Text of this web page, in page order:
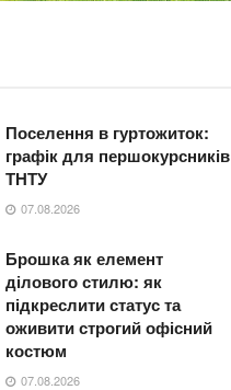
Поселення в гуртожиток:
графік для першокурсників
ТНТУ
07.08.2026
Брошка як елемент
ділового стилю: як
підкреслити статус та
оживити строгий офісний
костюм
07.08.2026